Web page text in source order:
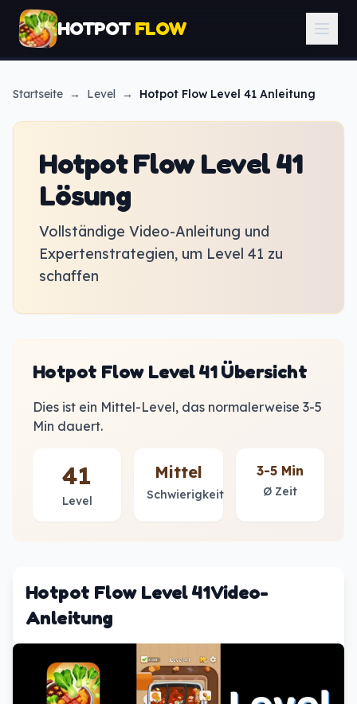
HOTPOT FLOW
Startseite → Level → Hotpot Flow Level 41 Anleitung
Hotpot Flow Level 41
Lösung
Vollständige Video-Anleitung und
Expertenstrategien, um Level 41 zu
schaffen
Hotpot Flow Level 41 Übersicht
Dies ist ein Mittel-Level, das normalerweise 3-5
Min dauert.
41
Level
Mittel
Schwierigkeit
3-5 Min
Ø Zeit
Hotpot Flow Level 41 Video-
Anleitung